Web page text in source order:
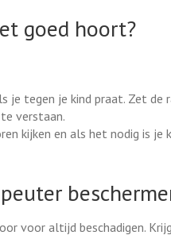
goed hoort?
je tegen je kind praat. Zet
verstaan.
kijken en als het nodig is
voor altijd beschadigen.